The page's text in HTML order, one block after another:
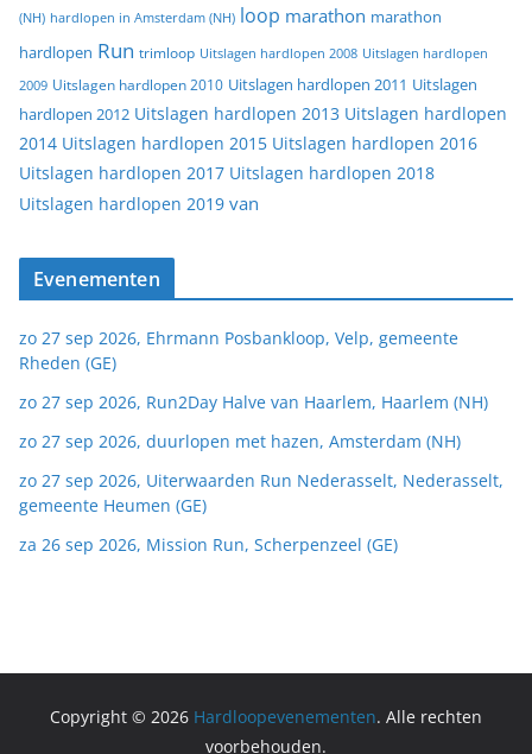
(NH) hardlopen in Amsterdam (NH) loop marathon marathon
hardlopen Run trimloop Uitslagen hardlopen 2008 Uitslagen hardlopen
2009 Uitslagen hardlopen 2010 Uitslagen hardlopen 2011 Uitslagen
hardlopen 2012 Uitslagen hardlopen 2013 Uitslagen hardlopen
2014 Uitslagen hardlopen 2015 Uitslagen hardlopen 2016
Uitslagen hardlopen 2017 Uitslagen hardlopen 2018
Uitslagen hardlopen 2019 van
Evenementen
zo 27 sep 2026, Ehrmann Posbankloop, Velp, gemeente
Rheden (GE)
zo 27 sep 2026, Run2Day Halve van Haarlem, Haarlem (NH)
zo 27 sep 2026, duurlopen met hazen, Amsterdam (NH)
zo 27 sep 2026, Uiterwaarden Run Nederasselt, Nederasselt,
gemeente Heumen (GE)
za 26 sep 2026, Mission Run, Scherpenzeel (GE)
Copyright © 2026 Hardloopevenementen. Alle rechten
voorbehouden.